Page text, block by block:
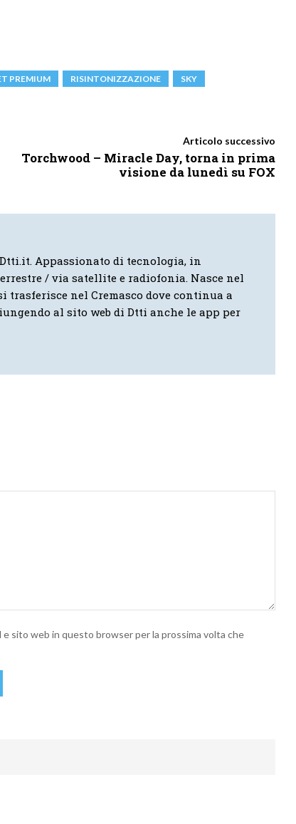
PREMIUM RISINTONIZZAZIONE
SKY
Articolo successivo
Torchwood – Miracle Day, torna in prima
visione da lunedì su FOX
Appassionato di tecnologia, in
/ via satellite e radiofonia. Nasce nel
trasferisce nel Cremasco dove continua a
al sito web di Dtti anche le app per
e sito web in questo browser per la prossima volta che